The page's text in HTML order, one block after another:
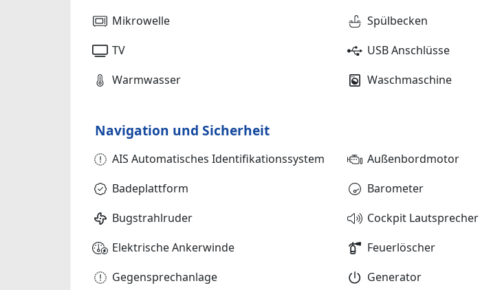
Mikrowelle
Spülbecken
TV
USB Anschlüsse
Warmwasser
Waschmaschine
Navigation und Sicherheit
AIS Automatisches Identifikationssystem Außenbordmotor
Badeplattform
Barometer
Bugstrahlruder
Cockpit Lautsprecher
Elektrische Ankerwinde
Feuerlöscher
Gegensprechanlage
Generator